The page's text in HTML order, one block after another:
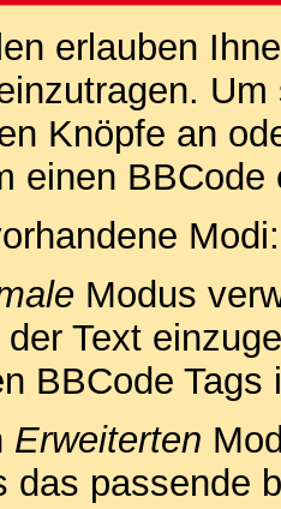
erlauben
Knöpfe an
einen BBCode
Modus
Text
BBCode
Erweiterten
das passende